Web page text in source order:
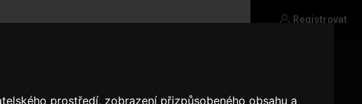
prostředí, zobrazení přizpůsobeného obsahu a
Registrovat